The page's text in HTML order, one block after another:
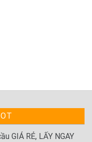
GIÁ RẺ, LẤY NGAY